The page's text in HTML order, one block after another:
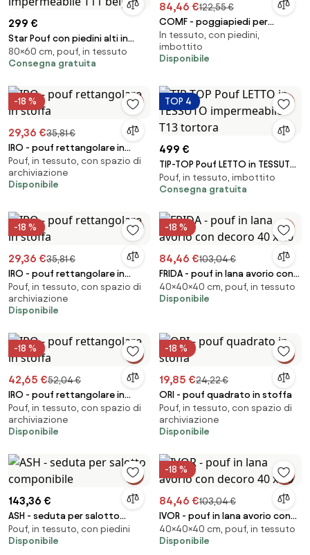
299 €
Star Pouf con piedini alti in
microfibra impermeabile T11
beige
80×60 cm, pouf, in tessuto
Consegna gratuita
84,46 €122,55 €
COMF - poggiapiedi per
poltrona reclinabile
In tessuto, con piedini,
imbottito
Disponibile
-18 %
29,36 €35,81 €
IRO - pouf rettangolare in
stoffa
Pouf, in tessuto, con spazio di
archiviazione
Disponibile
TOP 4
499 €
TIP-TOP Pouf LETTO in TESSUTO
impermeabile T13 tortora
Pouf, in tessuto, imbottito
Consegna gratuita
-18 %
29,36 €35,81 €
IRO - pouf rettangolare in
stoffa
Pouf, in tessuto, con spazio di
archiviazione
Disponibile
-18 %
84,46 €103,04 €
FRIDA - pouf in lana avorio con
decoro 40 x 40
40×40×40 cm, pouf, in tessuto
Disponibile
-18 %
42,65 €52,04 €
IRO - pouf rettangolare in
stoffa
Pouf, in tessuto, con spazio di
archiviazione
Disponibile
-18 %
19,85 €24,22 €
ORI - pouf quadrato in stoffa
Pouf, in tessuto, con spazio di
archiviazione
Disponibile
143,36 €
ASH - seduta per salotto
componibile
Pouf, in tessuto, con piedini
Disponibile
-18 %
84,46 €103,04 €
IVOR - pouf in lana avorio con
decoro 40 x 40
40×40×40 cm, pouf, in tessuto
Disponibile